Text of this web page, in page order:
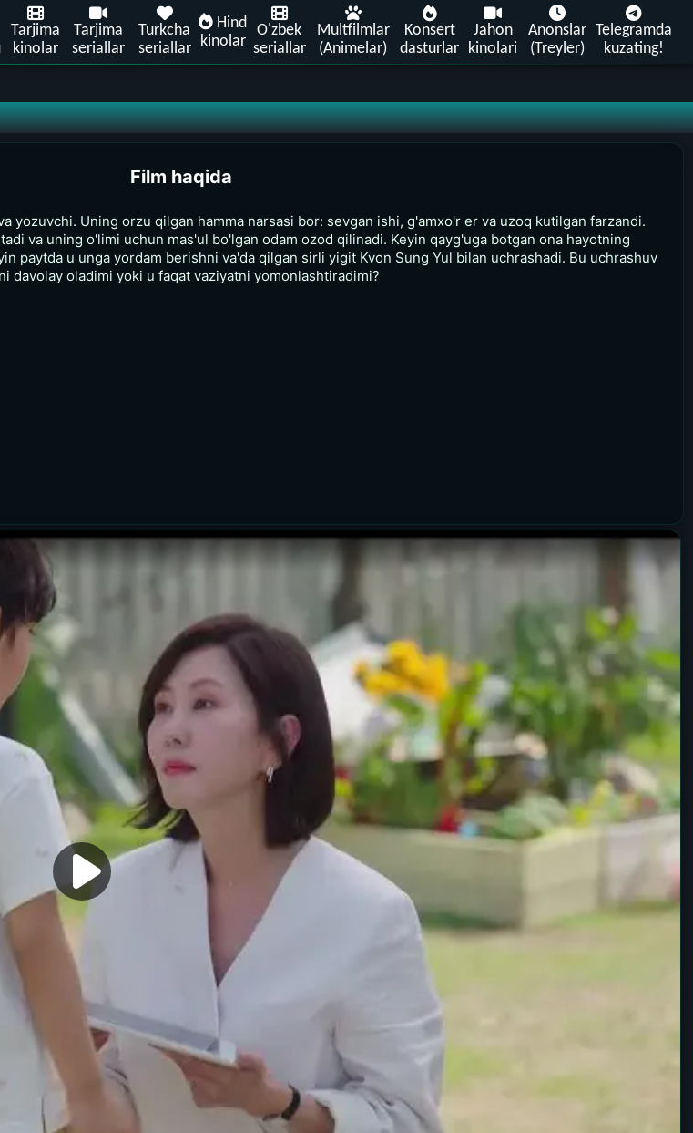
Tarjima
kinolar
Tarjima
seriallar
Turkcha
seriallar
Hind
kinolar
O'zbek
seriallar
Multfilmlar
(Animelar)
Konsert
dasturlar
Jahon
kinolari
Anonslar
(Treyler)
Telegramda
kuzating!
Film haqida
yozuvchi. Uning orzu qilgan hamma narsasi bor: sevgan ishi, g'amxo'r er va uzoq kutilgan farzandi.
va uning o'limi uchun mas'ul bo'lgan odam ozod qilinadi. Keyin qayg'uga botgan ona hayotning
paytda u unga yordam berishni va'da qilgan sirli yigit Kvon Sung Yul bilan uchrashadi. Bu uchrashuv
davolay oladimi yoki u faqat vaziyatni yomonlashtiradimi?